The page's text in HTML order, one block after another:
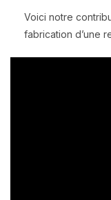
Voici notre
fabrication d’une